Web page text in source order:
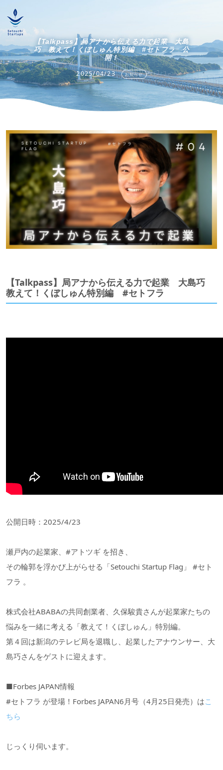
【Talkpass】局アナから伝える力で起業 大島
巧 教えて！くぼしゅん特別編 #セトフラ 公
開！
2025/04/23 お知らせ
【Talkpass】局アナから伝える力で起業 大島巧
教えて！くぼしゅん特別編 #セトフラ
公開日時：2025/4/23
瀬戸内の起業家、#アトツギ を招き、
その輪郭を浮かび上がらせる「Setouchi Startup Flag」 #セト
フラ 。
株式会社ABABAの共同創業者、久保駿貴さんが起業家たちの
悩みを一緒に考える「教えて！くぼしゅん」特別編。
第４回は新潟のテレビ局を退職し、起業したアナウンサー、大
島巧さんをゲストに迎えます。
■Forbes JAPAN情報
#セトフラ が登場！Forbes JAPAN6月号（4月25日発売）はこ
ちら
じっくり伺います。